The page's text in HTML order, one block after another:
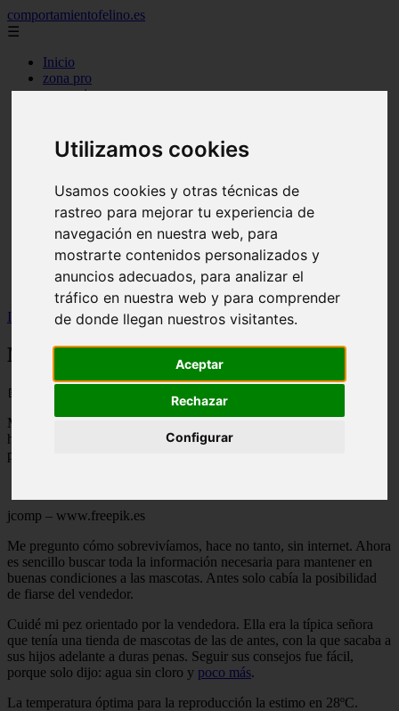
Utilizamos cookies
Usamos cookies y otras técnicas de
rastreo para mejorar tu experiencia de
navegación en nuestra web, para
mostrarte contenidos personalizados y
anuncios adecuados, para analizar el
tráfico en nuestra web y para comprender
de donde llegan nuestros visitantes.
Aceptar
Rechazar
Configurar
comportamientofelino.es
☰
Inicio
zona pro
comercio
actualidad
acuariofilia 2
articulos
canal tv
nombres para gatos
novedades
tablon de anuncios
uncategorized
zona pro
Inicio
gatos2 >Mi luchador rojo
Mi luchador rojo
📅 05/06/2025
Mi primer luchador de Siam era de color rojo azabache. Para mí no
había otro pez más bonito en la Tierra. Traté de cuidarlo lo mejor
posible con los conocimientos que poseía en aquel momento.
jcomp – www.freepik.es
Me pregunto cómo sobrevivíamos, hace no tanto, sin internet. Ahora
es sencillo buscar toda la información necesaria para mantener en
buenas condiciones a las mascotas. Antes solo cabía la posibilidad
de fiarse del vendedor.
Cuidé mi pez orientado por la vendedora. Ella era la típica señora
que tenía una tienda de mascotas de las de antes, con la que sacaba a
sus hijos adelante a duras penas. Seguir sus consejos fue fácil,
porque solo dijo: agua sin cloro y poco más.
La temperatura óptima para la reproducción la estimo en 28ºC.